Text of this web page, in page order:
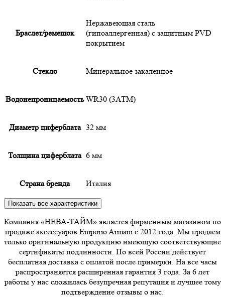
Браслет/ремешок
Нержавеющая сталь
(гипоаллергенная) с защитным PVD
покрытием
Cтекло Минеральное закаленное
Водонепроницаемость WR30 (3АТМ)
Диаметр циферблата 32 мм
Толщина циферблата 6 мм
Страна бренда Италия
Показать все характеристики
Компания «НЕВА-ТАЙМ» является фирменным магазином по
продаже аксессуаров Emporio Armani с 2012 года. Мы продаем
только оригинальную продукцию имеющую соответствующие
сертификаты подлинности. По всей России действует
бесплатная доставка с оплатой после примерки. На все часы
распространяется расширенная гарантия 3 года. За 6 лет
работы у нас сложилась безупречная репутация и лучшее тому
подтверждение отзывы о нас.